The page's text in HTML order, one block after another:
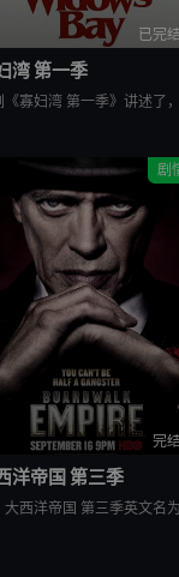
已完结
湾 第一季
剧
完
洋帝国 第三季